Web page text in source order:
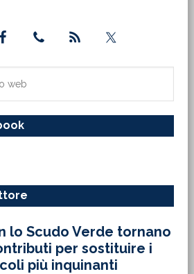
lo Scudo Verde tornano
per sostituire i
più inquinanti